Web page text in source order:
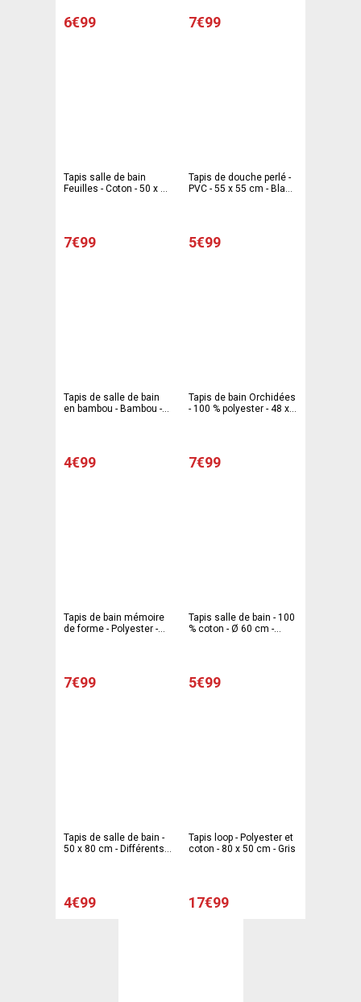
6€99 7€99
Tapis salle de bain
Feuilles - Coton - 50 x 80
7€99
Tapis de douche perlé -
PVC - 55 x 55 cm - Blanc
5€99
Tapis de salle de bain
en bambou - Bambou -
4€99
Tapis de bain Orchidées
- 100 % polyester - 48 x
7€99
Tapis de bain mémoire
de forme - Polyester -
7€99
Tapis salle de bain - 100
% coton - Ø 60 cm -
5€99
Tapis de salle de bain -
50 x 80 cm - Différents
4€99
Tapis loop - Polyester et
coton - 80 x 50 cm - Gris
17€99